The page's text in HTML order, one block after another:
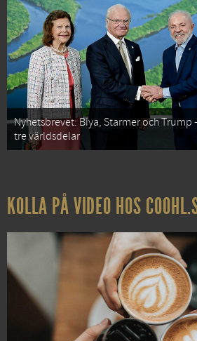
Nyhetsbrevet: Biya, Starmer och Trump
tre världsdelar
KOLLA PÅ VIDEO HOS